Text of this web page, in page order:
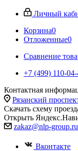
Личный
Корзина0
Отложенные0
Сравнение
+7 (499) 110-
Контактная
Рязанский
Скачать схему
Открыть
zakaz@nlp-group.ru
Вконтакте